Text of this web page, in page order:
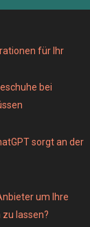
für Ihr
bei
sorgt an der
um Ihre
lassen?